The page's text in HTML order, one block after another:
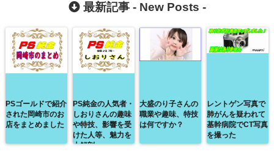
最新記事 - New Posts -
PSゴールドで紹介
された岡崎市のお
店をまとめました
PS純金の人気者・
しおりさんの趣味
や特技、影響を受
けた人等、魅力を
大解剖
大盛のり子さんの
職業や趣味、特技
は何ですか？
レントゲン写真で
肺がんを疑われて
基幹病院でCT写真
を撮った